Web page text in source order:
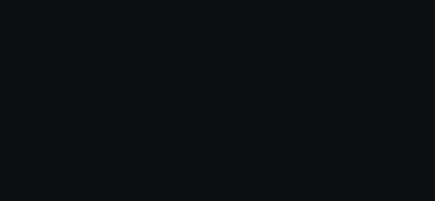
override*/ $fromAI('Text', ``,